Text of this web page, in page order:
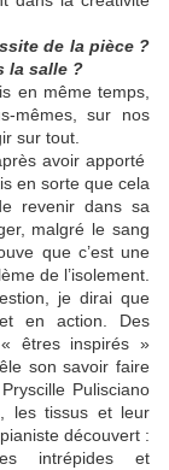
de la pièce ?
la salle ?
en même temps,
mêmes, sur nos
sur tout.
avoir apporté
en sorte que cela
revenir dans sa
malgré le sang
que c’est une
de l’isolement.
je dirai que
en action. Des
« êtres inspirés »
son savoir faire
Pulisciano
les tissus et leur
découvert :
intrépides et